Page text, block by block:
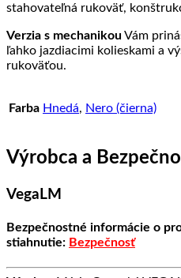
stahovateľná rukoväť,
Verzia s mechanikou Vám
ľahko jazdiacimi kolieskami a
rukoväťou.
Farba Hnedá, Nero (čierna)
Výrobca a
VegaLM
Bezpečnostné informácie o
stiahnutie: Bezpečnosť